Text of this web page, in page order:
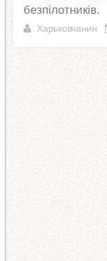
безпілотників.
Харьковчанин